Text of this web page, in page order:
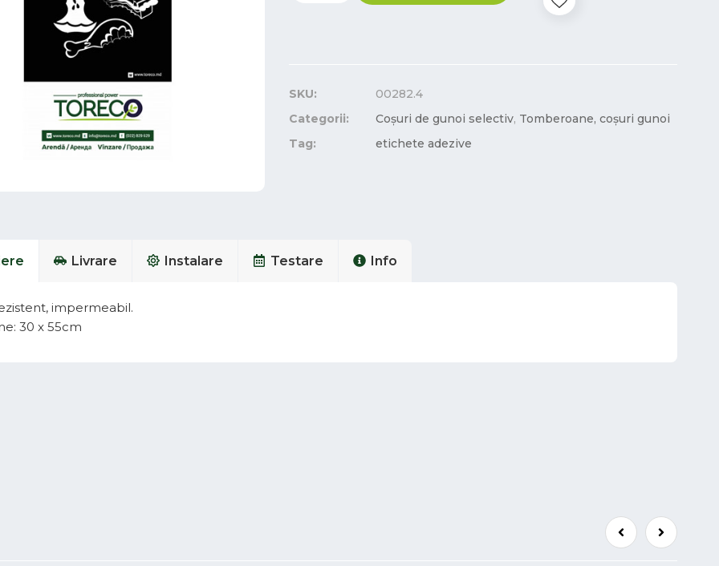
SKU:
00282.4
Categorii:
Coșuri de gunoi selectiv, Tomberoane, coșuri gunoi
Tag:
etichete adezive
Livrare Instalare Testare Info
impermeabil.
30 x 55cm